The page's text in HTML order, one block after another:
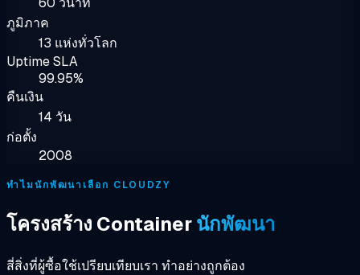
ภูมิภาค
13 แห่งทั่วโลก
Uptime SLA
99.95%
คืนเงิน
14 วัน
ก่อตั้ง
2008
ทำไมนักพัฒนาเลือก CLOUDZY
โครงสร้าง Containerนักพัฒนา
สี่สิ่งที่ผู้ซื้อใช้เปรียบเทียบเรา ทำอย่างถูกต้อง